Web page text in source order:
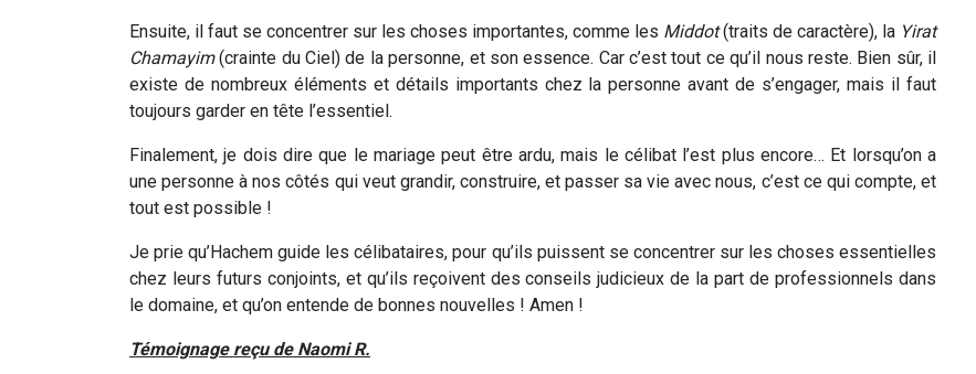
Ensuite, il faut se concentrer sur les choses importantes, comme les Middot(traits de caractère), la Yirat
Chamayim(crainte du Ciel) de la personne, et son essence. Car c’est tout ce qu’il nous reste. Bien sûr, il
existe de nombreux éléments et détails importants chez la personne avant de s’engager, mais il faut
toujours garder en tête l’essentiel.
Finalement, je dois dire que le mariage peut être ardu, mais le célibat l’est plus encore… Et lorsqu’on a
une personne à nos côtés qui veut grandir, construire, et passer sa vie avec nous, c’est ce qui compte, et
tout est possible !
Je prie qu’Hachem guide les célibataires, pour qu’ils puissent se concentrer sur les choses essentielles
chez leurs futurs conjoints, et qu’ils reçoivent des conseils judicieux de la part de professionnels dans
le domaine, et qu’on entende de bonnes nouvelles ! Amen !
Témoignage reçu de Naomi R.